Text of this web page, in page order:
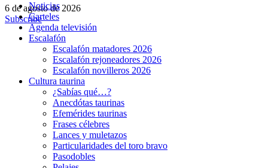
6 de agosto de 2026
Subscribe
Noticias
Carteles
Agenda televisión
Escalafón
Escalafón matadores 2026
Escalafón rejoneadores 2026
Escalafón novilleros 2026
Cultura taurina
¿Sabías qué…?
Anecdótas taurinas
Efemérides taurinas
Frases célebres
Lances y muletazos
Particularidades del toro bravo
Pasodobles